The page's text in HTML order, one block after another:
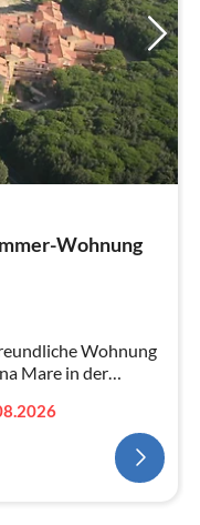
Wohnung
Wohnung
Mare in der